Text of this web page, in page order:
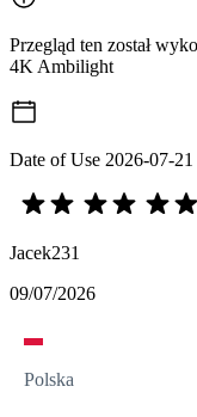
Przegląd ten został
4K Ambilight
Date of Use 2026-07-21
Jacek231
09/07/2026
Polska